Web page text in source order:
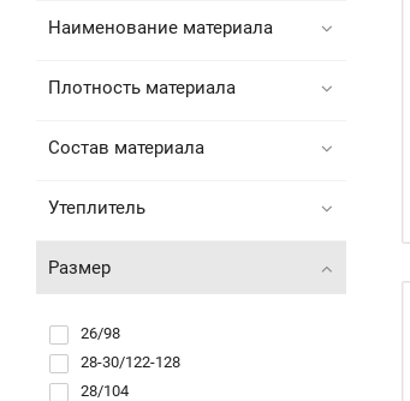
Наименование материала
Плотность материала
Состав материала
Утеплитель
Размер
26/98
28-30/122-128
28/104